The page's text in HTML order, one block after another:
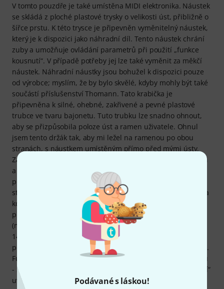
Podávané s láskou!
V tomto pouzdře je také umístěna MIDI elektronika. Náustek
se skládá z ploché plastové trysky o velikosti úst, přibližně o
šířce prstu. K této trysce je připevněn vyměnitelný náustek,
který je k dispozici jako náhradní díl. Tento náustek chrání
zuby a umožňuje ovládání parametrů při použití „funkce
kousnutí“. V případě potřeby jej lze také vyměnit za měkčí
náustek. Náhradní náustky jsou bohužel k dispozici pouze
od výrobce; myslím, že by bylo skvělé, kdyby mohly být také
součástí příslušenství Thomann. Tato krabička je
připevněna k silné, ohebné, zakřivené a pevné plastové
trubce ve tvaru bajonetu. Tuto trubku lze snadno ohnout,
aby se přizpůsobila poloze úst a ramen uživatele. Ohnul
jsem tento držák tak, aby mi ležel na ramenou po obou
stranách, s náustkem umístěným přímo před mými ústy.
Zapojte zařízení do USB portu na vašem studiovém počítači
a můžete začít... Zařízení by mělo být nejprve kalibrováno
pro všechny senzory pomocí softwaru, který si můžete
stáhnout z TeControl. Kalibraci lze poté uložit do ovladače a
kdykoli znovu upravit. POZOR: Pro uživatele Maců s
procesory M a odpovídajícími moderními verzemi macOS
(mám Mac Studio M2 Max s macOS Sequoia 15.3.2, Cubase
14 a Logic Pro): Software vás při prvním spuštění vyzve k
povolení funkce Gatekeeper v Předvolbách systému macOS.
Funguje to následovně: Nabídka Apple - Předvolby systému
- Soukromí a zabezpečení - úplně dole v části „Zabezpečení“
uvidíte zprávu „Aplikace TeC MIDIBreathCtri.app byla